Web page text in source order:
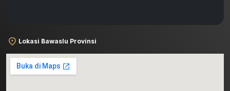
Lokasi Bawaslu Provinsi